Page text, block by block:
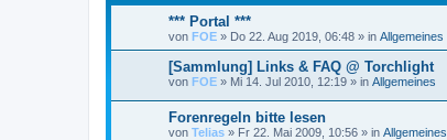
*** Portal ***
von FOE » Do 22. Aug 2019, 06:48 » in Allgemeines
[Sammlung] Links & FAQ @ Torchlight
von FOE » Mi 14. Jul 2010, 12:19 » in Allgemeines
Forenregeln bitte lesen
von Telias » Fr 22. Mai 2009, 10:56 » in Allgemeines